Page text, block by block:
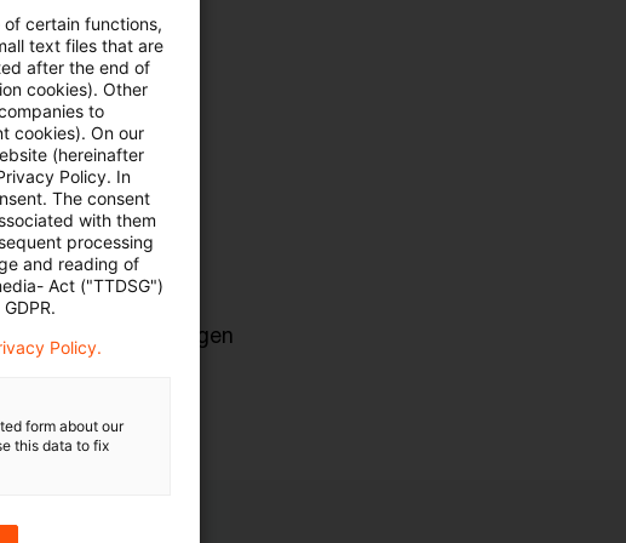
Sachen FiDA
erfolgt.
unter
vierwöchigen
certain functions,
text files that are
after the end of
cookies). Other
to
cookies). On our
(hereinafter
Policy. In
The consent
with them
processing
and reading of
Act ("TTDSG")
Policy.
form about our
this data to fix